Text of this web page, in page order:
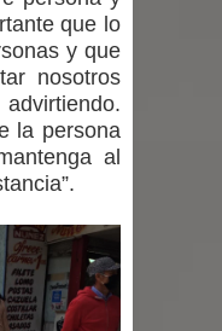
apuesta a la
educativa
interactivas del
inició
escolar
que lo
y que
nosotros
la persona
al